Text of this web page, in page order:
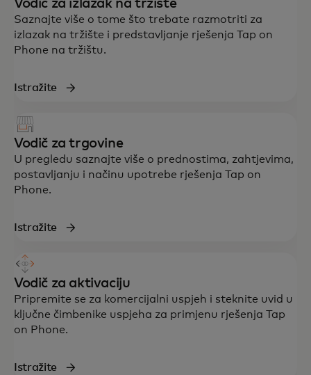
Vodič za izlazak na tržište
Saznajte više o tome što trebate razmotriti za
izlazak na tržište i predstavljanje rješenja Tap on
Phone na tržištu.
Istražite
Vodič za trgovine
U pregledu saznajte više o prednostima, zahtjevima,
postavljanju i načinu upotrebe rješenja Tap on
Phone.
Istražite
Vodič za aktivaciju
Pripremite se za komercijalni uspjeh i steknite uvid u
ključne čimbenike uspjeha za primjenu rješenja Tap
on Phone.
Istražite